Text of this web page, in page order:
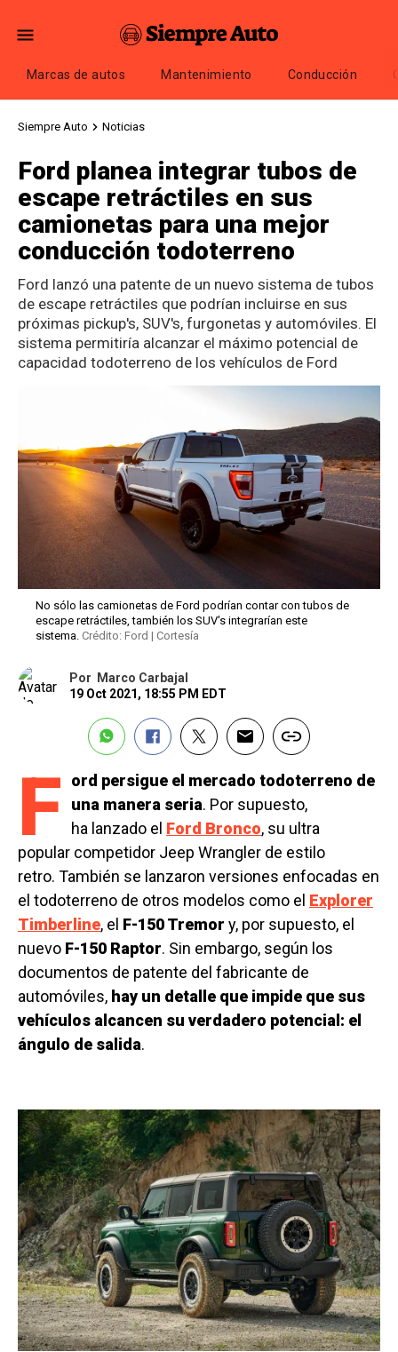
Marcas de autos Mantenimiento Conducción
Siempre Auto Noticias
Ford planea integrar tubos de
escape retráctiles en sus
camionetas para una mejor
conducción todoterreno
Ford lanzó una patente de un nuevo sistema de tubos
de escape retráctiles que podrían incluirse en sus
próximas pickup's, SUV's, furgonetas y automóviles. El
sistema permitiría alcanzar el máximo potencial de
capacidad todoterreno de los vehículos de Ford
No sólo las camionetas de Ford podrían contar con tubos de
escape retráctiles, también los SUV's integrarían este
sistema. Crédito: Ford | Cortesía
Por
Marco Carbajal
19 Oct 2021, 18:55 PM EDT
F
ord persigue el mercado todoterreno de
una manera seria. Por supuesto,
ha lanzado el Ford Bronco, su ultra
popular competidor Jeep Wrangler de estilo
retro. También se lanzaron versiones enfocadas en
el todoterreno de otros modelos como el Explorer
Timberline, el F-150 Tremor y, por supuesto, el
nuevo F-150 Raptor. Sin embargo, según los
documentos de patente del fabricante de
automóviles, hay un detalle que impide que sus
vehículos alcancen su verdadero potencial: el
ángulo de salida.